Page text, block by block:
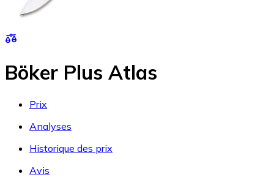
Böker Plus Atlas
Prix
Analyses
Historique des prix
Avis